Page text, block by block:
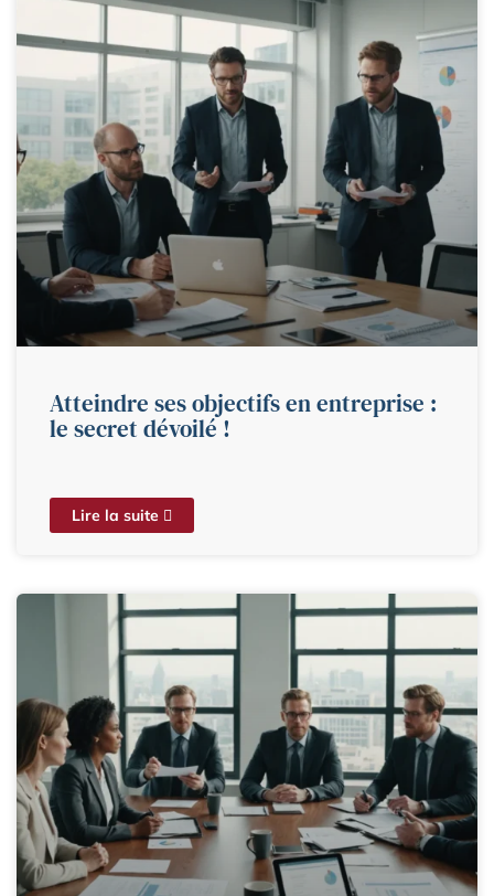
Atteindre ses objectifs en entreprise :
le secret dévoilé !
Lire la suite